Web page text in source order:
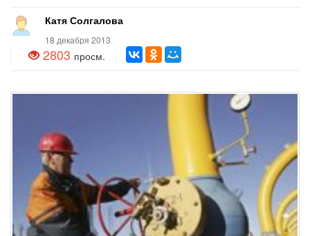
Катя Солгалова
18 декабря 2013
2803 просм.